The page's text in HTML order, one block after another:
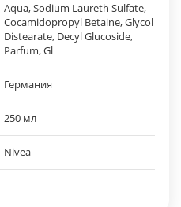
Aqua, Sodium Laureth Sulfate,
Cocamidopropyl Betaine, Glycol
Distearate, Decyl Glucoside,
Parfum, Gl
Германия
250 мл
Nivea